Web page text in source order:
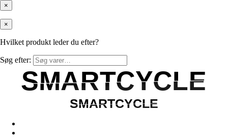
×
×
Hvilket produkt leder du efter?
Søg efter:
SMARTCYCLE
SMARTCYCLE
SMARTCYCLE
SMARTCYCLE